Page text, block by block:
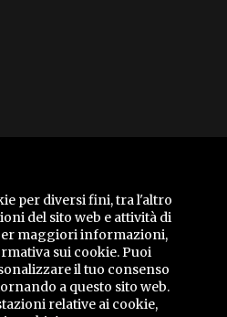
per diversi fini, tra l'altro
del sito web e attività di
maggiori informazioni,
sui cookie. Puoi
il tuo consenso
a questo sito web.
relative ai cookie,